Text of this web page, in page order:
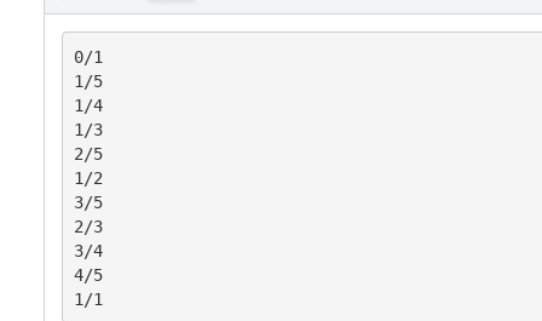
0/1
1/5
1/4
1/3
2/5
1/2
3/5
2/3
3/4
4/5
1/1